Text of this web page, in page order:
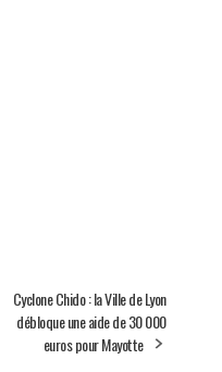
Cyclone Chido : la Ville de Lyon
débloque une aide de 30 000
euros pour Mayotte